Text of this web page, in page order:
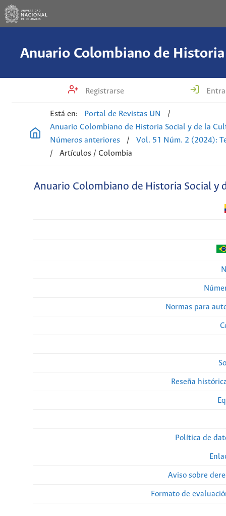
Registrarse
Está en: Portal de Revistas UN
/
Anuario Colombiano de Historia Social y de la
Números anteriores
/
Vol. 51 Núm. 2 (2024):
/
Artículos / Colombia
Anuario Colombiano de Historia Social y
Normas para
Reseña
Política de
Aviso sobre
Formato de